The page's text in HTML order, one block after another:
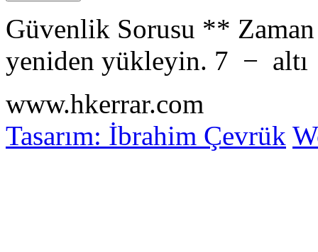
Güvenlik Sorusu **
yeniden yükleyin. 7 − altı
www.hkerrar.com
Tasarım: İbrahim Çevrük